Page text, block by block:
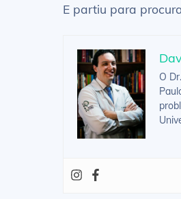
E partiu para
O